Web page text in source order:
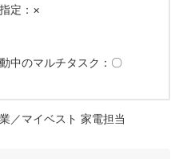
定：×
中のマルチタスク：〇
／マイベスト 家電担当